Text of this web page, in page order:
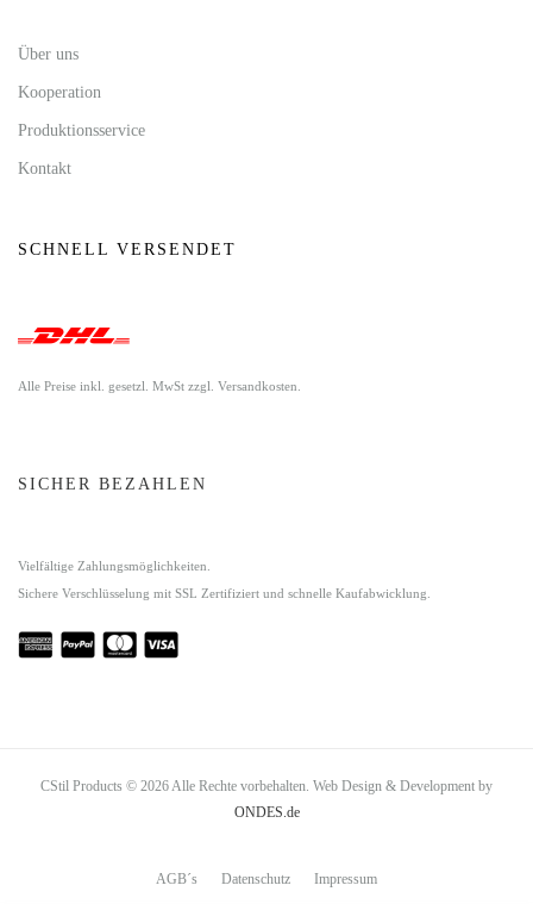
Über uns
Kooperation
Produktionsservice
Kontakt
SCHNELL VERSENDET
Alle Preise inkl. gesetzl. MwSt zzgl. Versandkosten.
SICHER BEZAHLEN
Vielfältige Zahlungsmöglichkeiten.
Sichere Verschlüsselung mit SSL Zertifiziert und schnelle Kaufabwicklung.
CStil Products © 2026 Alle Rechte vorbehalten. Web Design & Development by
ONDES.de
AGB´s Datenschutz Impressum